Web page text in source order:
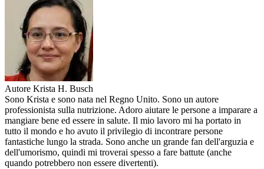
Autore Krista H. Busch
Sono Krista e sono nata nel Regno Unito. Sono un autore
professionista sulla nutrizione. Adoro aiutare le persone a imparare a
mangiare bene ed essere in salute. Il mio lavoro mi ha portato in
tutto il mondo e ho avuto il privilegio di incontrare persone
fantastiche lungo la strada. Sono anche un grande fan dell'arguzia e
dell'umorismo, quindi mi troverai spesso a fare battute (anche
quando potrebbero non essere divertenti).